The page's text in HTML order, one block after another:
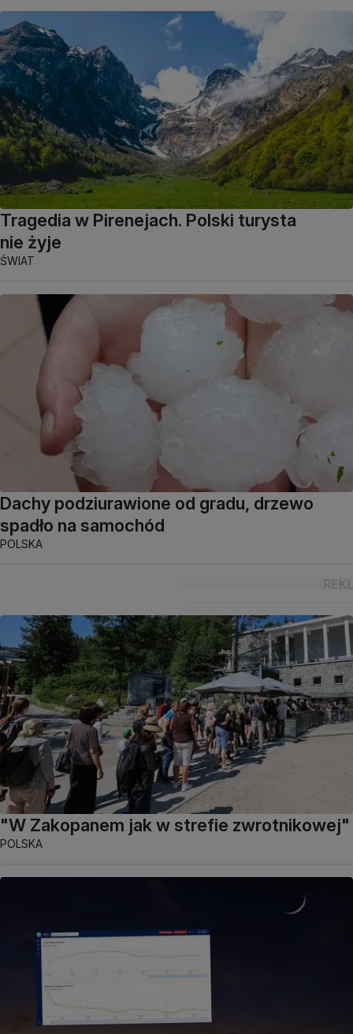
Tragedia w Pirenejach. Polski turysta
nie żyje
ŚWIAT
Dachy podziurawione od gradu, drzewo
spadło na samochód
POLSKA
"W Zakopanem jak w strefie zwrotnikowej"
POLSKA